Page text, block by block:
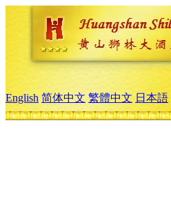
English 简体中文 繁體中文 日本語